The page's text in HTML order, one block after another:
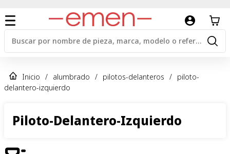
Inicio / alumbrado / pilotos-delanteros / piloto-
delantero-izquierdo
Piloto-Delantero-Izquierdo